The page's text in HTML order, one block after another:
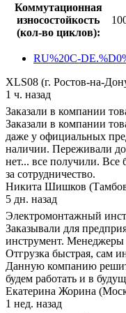
Коммутационная
износостойкость
(кол-во циклов):
RU%20C-
XLS08 (г. Ростов-на-
1 ч. назад
Заказали в компании
Заказали в компании
даже у официальных
наличии. Переживали
нет... все получили. Все
за сотрудничество.
Никита Шишков
5 дн. назад
Электромонтажный
Заказывали для
инструмент. Менеджеры
Отгрузка быстрая, сам
Данную компанию
будем работать и в
Екатерина Жорина
1 нед. назад